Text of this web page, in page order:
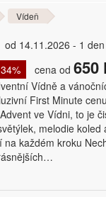
Vídeň
od 14.11.2026 - 1 den
cena od 650
Vídně a
First Minute
ve Vídni, to je
melodie koled
na každém kroku